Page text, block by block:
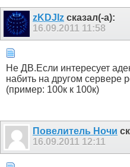
zKDJIz сказал(-а):
16.09.2011 11:58
Не ДВ.Если интересует
набить на другом сервере
(пример: 100к к 100к)
Пoвелитель Ночи
16.09.2011 12:11